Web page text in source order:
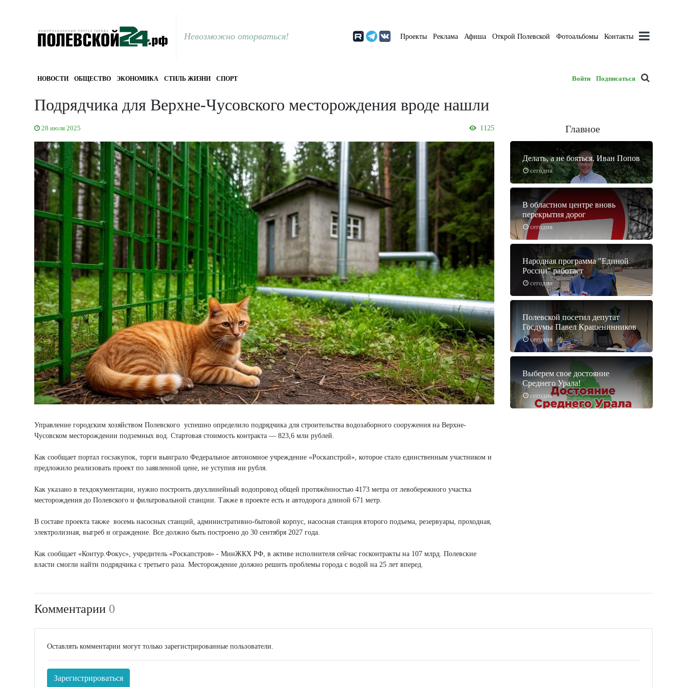
Невозможно оторваться! Проекты Реклама Афиша Открой Полевской Фотоальбомы Контакты
НОВОСТИ ОБЩЕСТВО ЭКОНОМИКА СТИЛЬ ЖИЗНИ СПОРТ Войти Подписаться
Подрядчика для Верхне-Чусовского месторождения вроде нашли
28 июля 2025 1125
Управление городским хозяйством Полевского успешно определило подрядчика для строительства водозаборного сооружения на Верхне-
Чусовском месторождении подземных вод. Стартовая стоимость контракта — 823,6 млн рублей.
Как сообщает портал госзакупок, торги выиграло Федеральное автономное учреждение «Роскапстрой», которое стало единственным участником и
предложило реализовать проект по заявленной цене, не уступив ни рубля.
Как указано в техдокументации, нужно построить двухлинейный водопровод общей протяжённостью 4173 метра от левобережного участка
месторождения до Полевского и фильтровальной станции. Также в проекте есть и автодорога длиной 671 метр.
В составе проекта также восемь насосных станций, административно-бытовой корпус, насосная станция второго подъема, резервуары, проходная,
электролизная, выгреб и ограждение. Все должно быть построено до 30 сентября 2027 года.
Как сообщает «Контур.Фокус», учредитель «Роскапстроя» - МинЖКХ РФ, в активе исполнителя сейчас госконтракты на 107 млрд. Полевские
власти смогли найти подрядчика с третьего раза. Месторождение должно решить проблемы города с водой на 25 лет вперед.
Главное
сегодня
Делать, а не бояться. Иван Попов
сегодня
В областном центре вновь
перекрытия дорог
сегодня
Народная программа "Единой
России" работает
сегодня
Полевской посетил депутат
Госдумы Павел Крашенинников
сегодня
Выберем свое достояние
Среднего Урала!
Комментарии 0
Оставлять комментарии могут только зарегистрированные пользователи.
Зарегистрироваться